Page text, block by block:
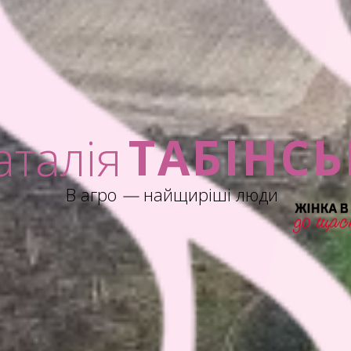
В агро —найщиріші люди